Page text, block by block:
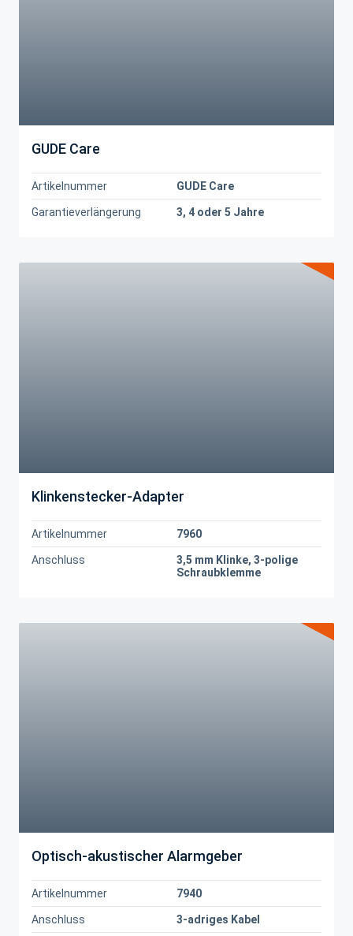
GUDE Care
Artikelnummer GUDE Care
Garantieverlängerung 3, 4 oder 5 Jahre
Klinkenstecker-Adapter
Artikelnummer 7960
Anschluss
3,5 mm Klinke, 3-polige
Schraubklemme
Optisch-akustischer Alarmgeber
Artikelnummer 7940
Anschluss 3-adriges Kabel